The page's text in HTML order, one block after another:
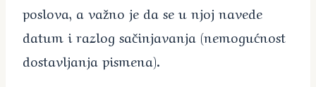
poslova, a važno je da se u njoj navede
datum i razlog sačinjavanja (nemogućnost
dostavljanja pismena).